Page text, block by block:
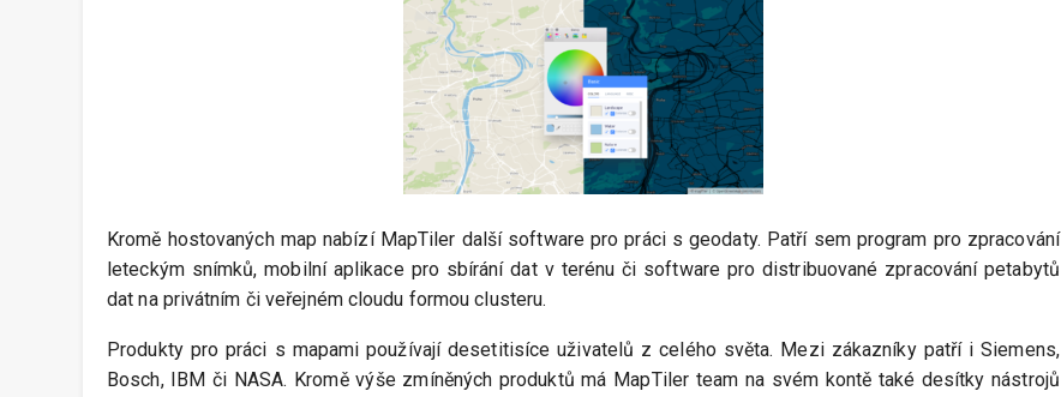
Kromě hostovaných map nabízí MapTiler další software pro práci s geodaty. Patří sem program pro zpracování
leteckým snímků, mobilní aplikace pro sbírání dat v terénu či software pro distribuované zpracování petabytů
dat na privátním či veřejném cloudu formou clusteru.
Produkty pro práci s mapami používají desetitisíce uživatelů z celého světa. Mezi zákazníky patří i Siemens,
Bosch, IBM či NASA. Kromě výše zmíněných produktů má MapTiler team na svém kontě také desítky nástrojů